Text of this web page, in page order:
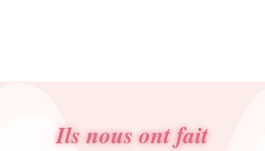
Ils nous ont fait